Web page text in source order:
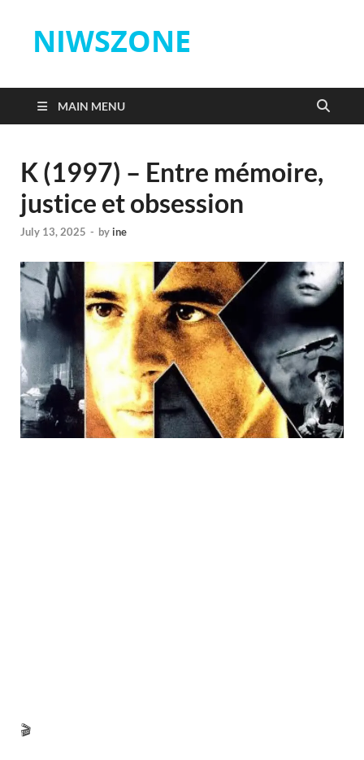
NIWSZONE
MAIN MENU
K (1997) – Entre mémoire,
justice et obsession
July 13, 2025 - by ine
🎬